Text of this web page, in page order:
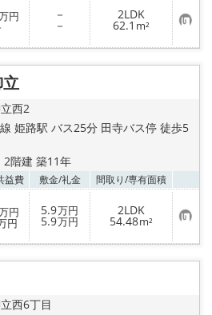
円 －
－
2LDK
62.1 m² お
気
に
り
西2
線 姫路駅 バス25分 田寺バス停 徒歩5
2階建 築11年
益費 敷金/礼金 間取り/専有面積
円
円
5.9万円
5.9万円
2LDK
54.48m² お
気
に
り
西6丁目